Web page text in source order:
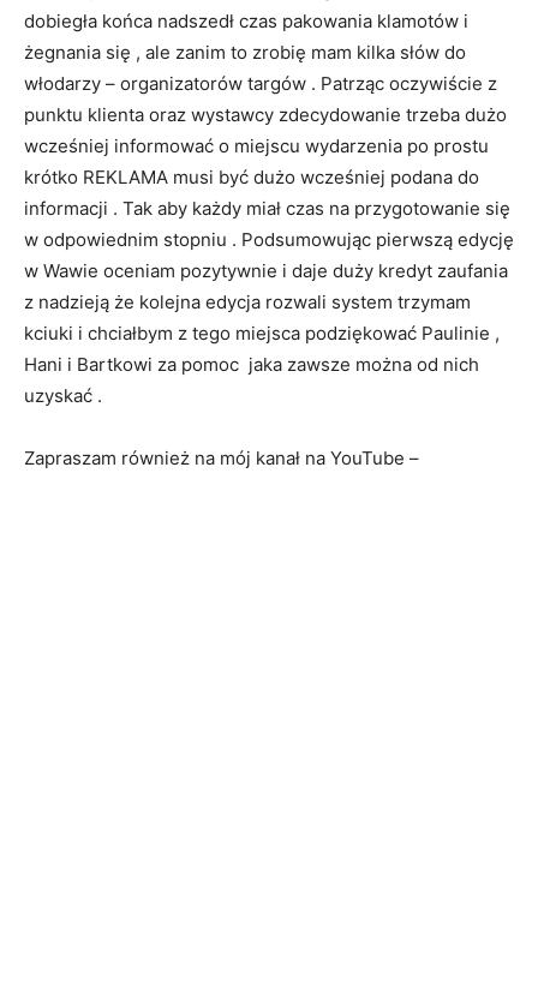
dobiegła końca nadszedł czas pakowania klamotów i
żegnania się , ale zanim to zrobię mam kilka słów do
włodarzy – organizatorów targów . Patrząc oczywiście z
punktu klienta oraz wystawcy zdecydowanie trzeba dużo
wcześniej informować o miejscu wydarzenia po prostu
krótko REKLAMA musi być dużo wcześniej podana do
informacji . Tak aby każdy miał czas na przygotowanie się
w odpowiednim stopniu . Podsumowując pierwszą edycję
w Wawie oceniam pozytywnie i daje duży kredyt zaufania
z nadzieją że kolejna edycja rozwali system trzymam
kciuki i chciałbym z tego miejsca podziękować Paulinie ,
Hani i Bartkowi za pomoc jaka zawsze można od nich
uzyskać .
Zapraszam również na mój kanał na YouTube –